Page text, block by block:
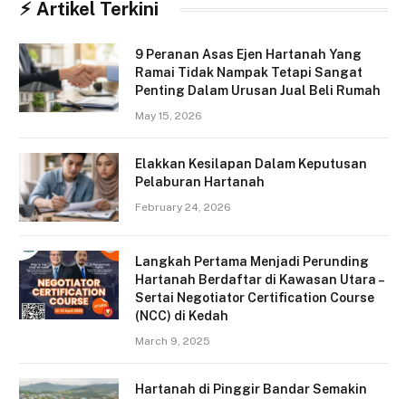
⚡︎ Artikel Terkini
9 Peranan Asas Ejen Hartanah Yang
Ramai Tidak Nampak Tetapi Sangat
Penting Dalam Urusan Jual Beli Rumah
May 15, 2026
Elakkan Kesilapan Dalam Keputusan
Pelaburan Hartanah
February 24, 2026
Langkah Pertama Menjadi Perunding
Hartanah Berdaftar di Kawasan Utara –
Sertai Negotiator Certification Course
(NCC) di Kedah
March 9, 2025
Hartanah di Pinggir Bandar Semakin